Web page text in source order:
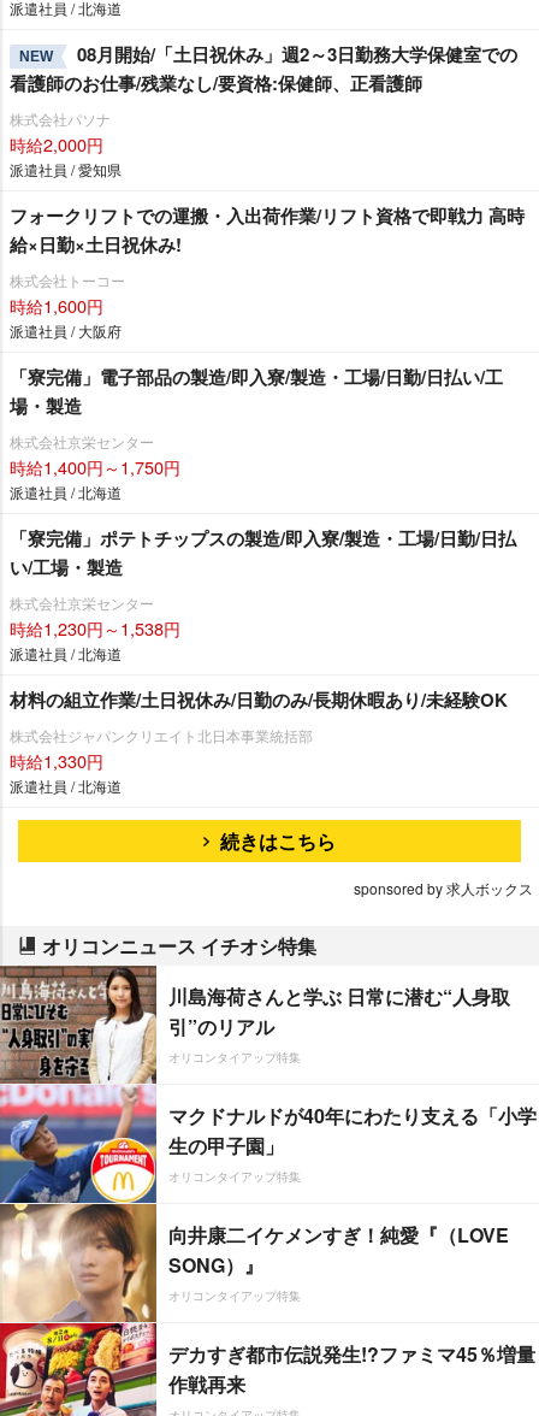
派遣社員 / 北海道
NEW
08月開始/「土日祝休み」週2～3日勤務大学保健室での
看護師のお仕事/残業なし/要資格:保健師、正看護師
株式会社パソナ
時給2,000円
派遣社員 / 愛知県
フォークリフトでの運搬・入出荷作業/リフト資格で即戦力 高時
給×日勤×土日祝休み!
株式会社トーコー
時給1,600円
派遣社員 / 大阪府
「寮完備」電子部品の製造/即入寮/製造・工場/日勤/日払い/工
場・製造
株式会社京栄センター
時給1,400円～1,750円
派遣社員 / 北海道
「寮完備」ポテトチップスの製造/即入寮/製造・工場/日勤/日払
い/工場・製造
株式会社京栄センター
時給1,230円～1,538円
派遣社員 / 北海道
材料の組立作業/土日祝休み/日勤のみ/長期休暇あり/未経験OK
株式会社ジャパンクリエイト北日本事業統括部
時給1,330円
派遣社員 / 北海道
続きはこちら
sponsored by 求人ボックス
オリコンニュース イチオシ特集
川島海荷さんと学ぶ 日常に潜む“人身取
引”のリアル
オリコンタイアップ特集
マクドナルドが40年にわたり支える「小学
生の甲子園」
オリコンタイアップ特集
向井康二イケメンすぎ！純愛『（LOVE
SONG）』
オリコンタイアップ特集
デカすぎ都市伝説発生!?ファミマ45％増量
作戦再来